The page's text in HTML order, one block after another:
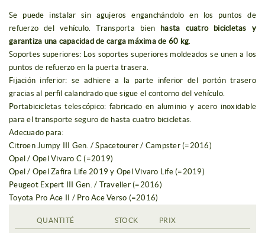
Se puede instalar sin agujeros enganchándolo en los puntos de
refuerzo del vehículo. Transporta bien hasta cuatro bicicletas y
garantiza una capacidad de carga máxima de 60 kg.
Soportes superiores: Los soportes superiores moldeados se unen a los
puntos de refuerzo en la puerta trasera.
Fijación inferior: se adhiere a la parte inferior del portón trasero
gracias al perfil calandrado que sigue el contorno del vehículo.
Portabicicletas telescópico: fabricado en aluminio y acero inoxidable
para el transporte seguro de hasta cuatro bicicletas.
Adecuado para:
Citroen Jumpy III Gen. / Spacetourer / Campster (=2016)
Opel / Opel Vivaro C (=2019)
Opel / Opel Zafira Life 2019 y Opel Vivaro Life (=2019)
Peugeot Expert III Gen. / Traveller (=2016)
Toyota Pro Ace II / Pro Ace Verso (=2016)
QUANTITÉ STOCK PRIX